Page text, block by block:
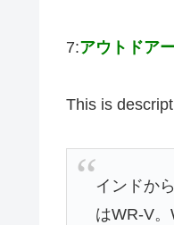
7:アウトドア
This is
インドか
はWR-V